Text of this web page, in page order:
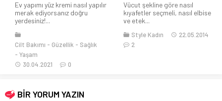
Vücut şekline göre nasıl
kıyafetler seçmeli, nasıl elbise
ve etek...
2
Ocak ayında facebook
sayfamızda yapmış olduğumuz
saat – takı çekilişimizin...
Style Kadın
02.02.2016
7
BİR YORUM YAZIN